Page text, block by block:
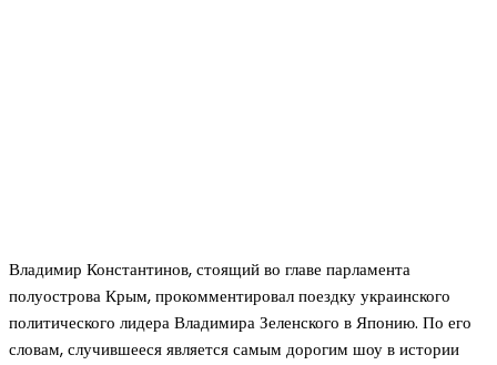
Владимир Константинов, стоящий во главе парламента
полуострова Крым, прокомментировал поездку украинского
политического лидера Владимира Зеленского в Японию. По его
словам, случившееся является самым дорогим шоу в истории